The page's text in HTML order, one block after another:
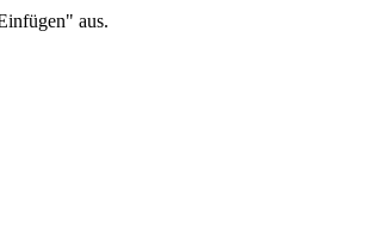
aus.